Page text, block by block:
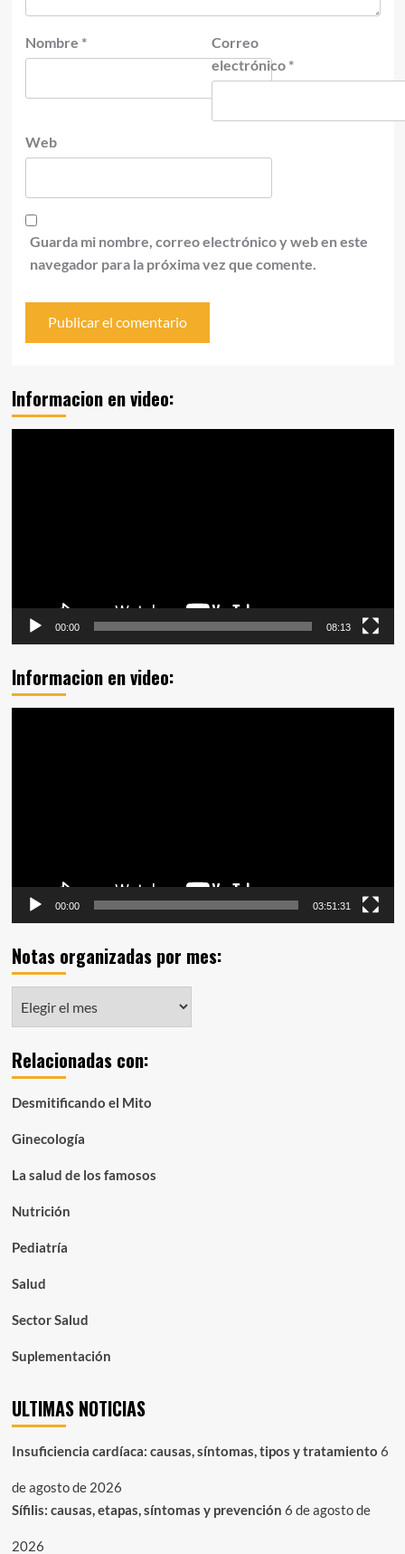
Nombre *
Correo
electrónico *
Web
Guarda mi nombre, correo electrónico y web en este
navegador para la próxima vez que comente.
Informacion en video:
00:00 08:13
Informacion en video:
00:00 03:51:31
Notas organizadas por mes:
organizadas
mes:
Relacionadas con:
Desmitificando el Mito
Ginecología
La salud de los famosos
Nutrición
Pediatría
Salud
Sector Salud
Suplementación
ULTIMAS NOTICIAS
Insuficiencia cardíaca: causas, síntomas, tipos y tratamiento 6
de agosto de 2026
Sífilis: causas, etapas, síntomas y prevención 6 de agosto de
2026